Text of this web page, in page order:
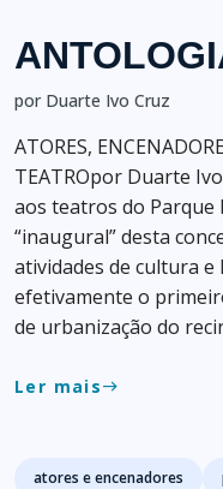
por Duarte Ivo Cruz
ATORES,
TEATROpor Duarte
aos teatros do Parque
“inaugural” desta
atividades de cultura
efetivamente o
de urbanização do
Ler maiseast
Tags
atores e encenadores